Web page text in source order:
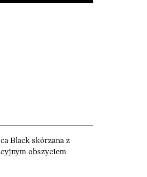
Black skórzana z
obszyciem